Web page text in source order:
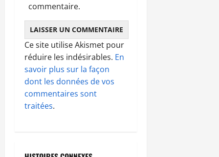
commentaire.
Ce site utilise Akismet pour
réduire les indésirables. En
savoir plus sur la façon
dont les données de vos
commentaires sont
traitées.